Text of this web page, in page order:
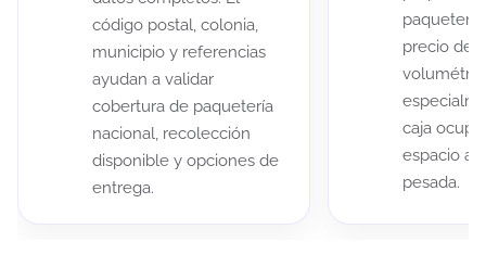
código postal, colonia,
municipio y referencias
ayudan a validar
cobertura de paquetería
nacional, recolección
disponible y opciones de
entrega.
precio de
caja
espacio
pesada.